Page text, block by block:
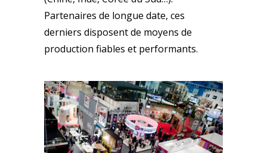
Partenaires de longue date, ces
derniers disposent de moyens de
production fiables et performants.